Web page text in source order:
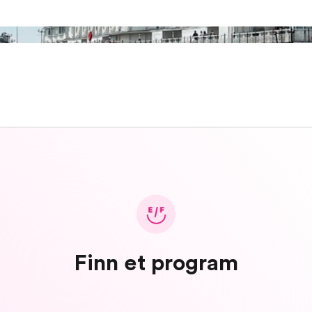
Finn et program